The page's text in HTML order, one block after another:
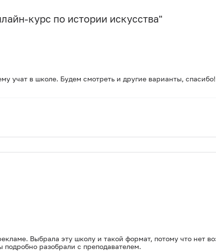
курс по истории искусства"
учат в школе. Будем смотреть и другие варианты, спасибо!
Выбрала эту школу и такой формат, потому что нет
разобрали с преподавателем.